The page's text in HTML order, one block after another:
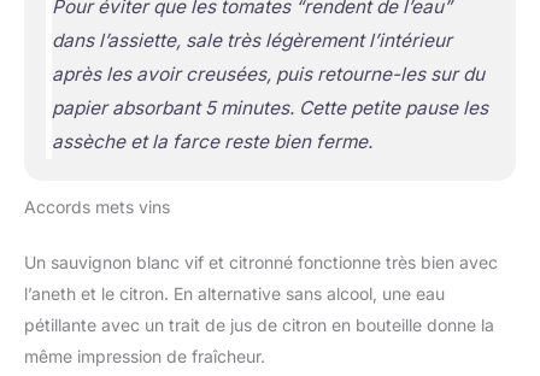
Pour éviter que les tomates “rendent de l’eau”
dans l’assiette, sale très légèrement l’intérieur
après les avoir creusées, puis retourne-les sur du
papier absorbant 5 minutes. Cette petite pause les
assèche et la farce reste bien ferme.
Accords mets vins
Un sauvignon blanc vif et citronné fonctionne très bien avec
l’aneth et le citron. En alternative sans alcool, une eau
pétillante avec un trait de jus de citron en bouteille donne la
même impression de fraîcheur.